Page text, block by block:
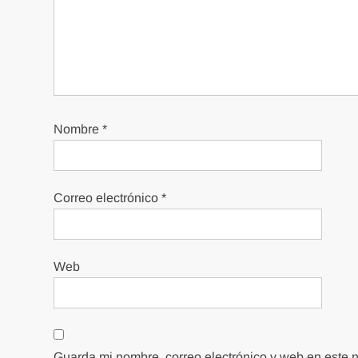
Nombre*
Correo electrónico*
Web